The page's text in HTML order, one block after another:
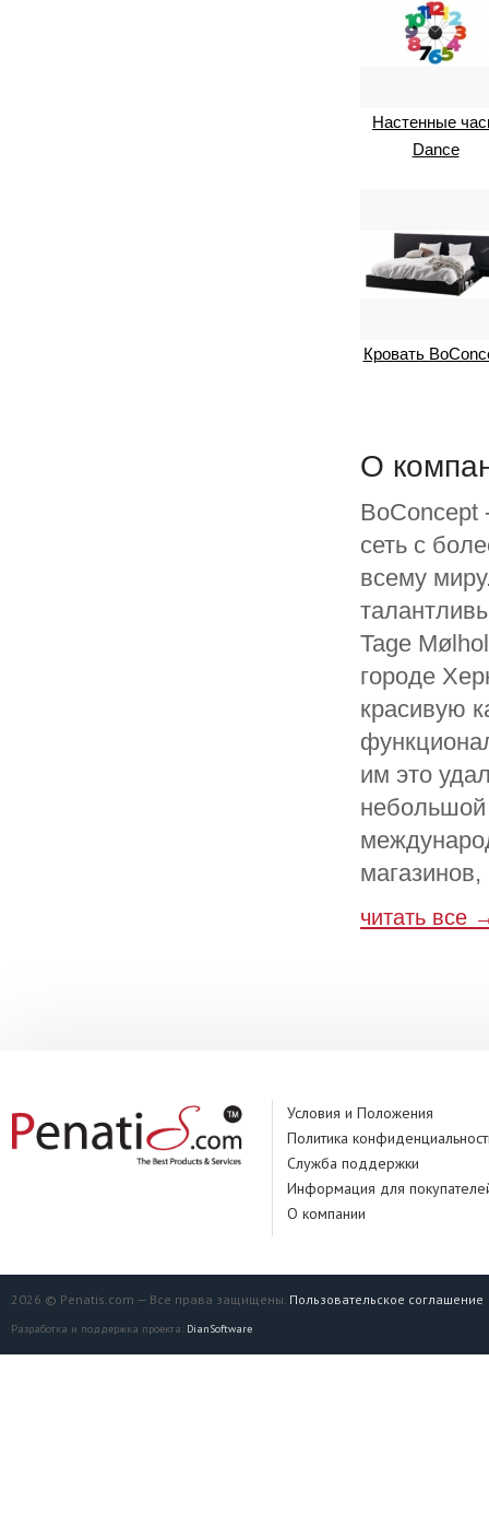
Настенные
Dance
Кровать
О
BoConcept
сеть с
всему
Tage
городе
красивую
им это
читать все
Условия и Положения
Политика
Служба поддержки
Информация для
О компании
2026 © Penatis.com — Все права защищены. Пользовательское соглашение
Разработка и поддержка проекта: DianSoftware